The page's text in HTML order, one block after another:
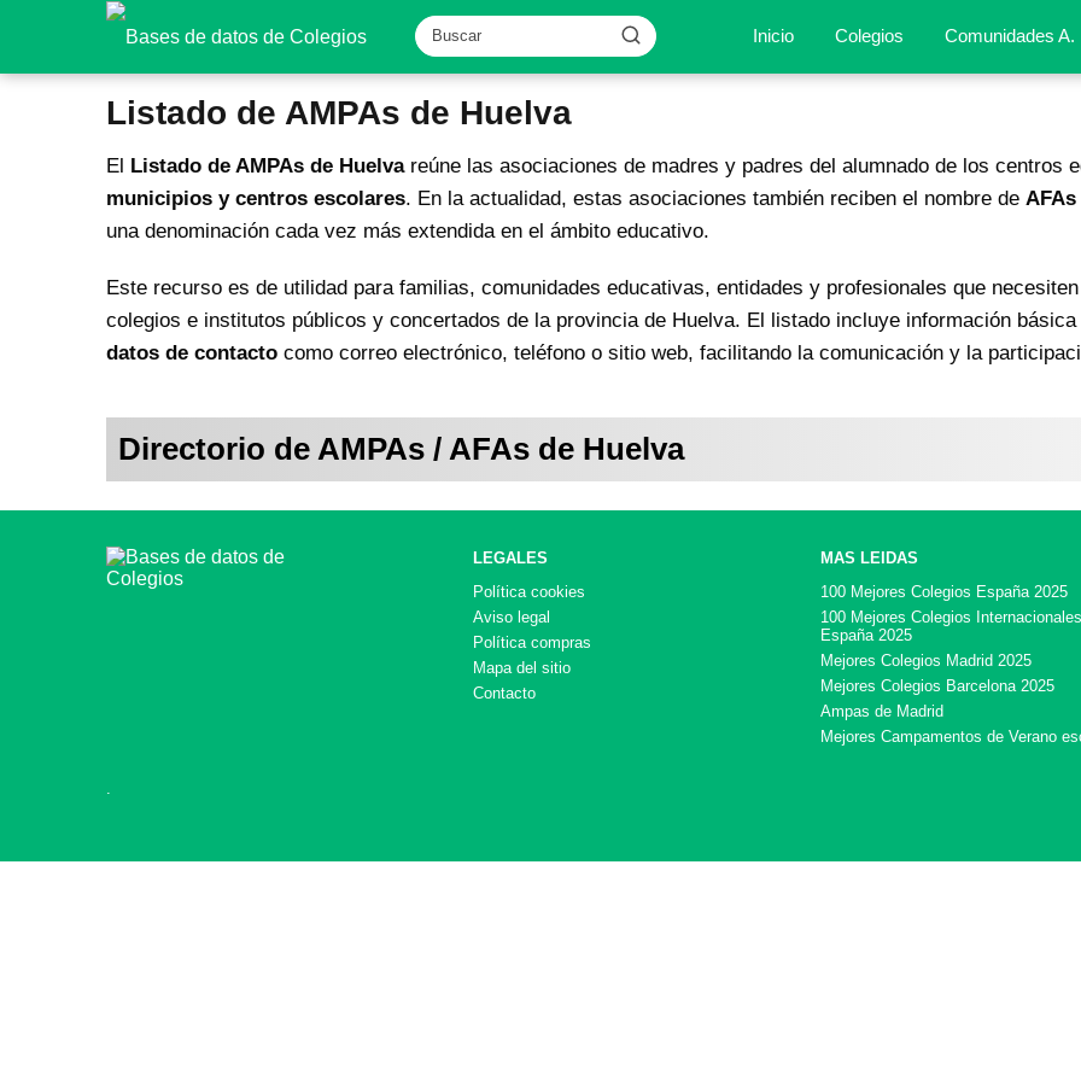
Inicio Colegios Comunidades A.
Listado de AMPAs de Huelva
El Listado de AMPAs de Huelvareúne las asociaciones de madres y padres del alumnado de los centros
municipios y centros escolares. En la actualidad, estas asociaciones también reciben el nombre de
una denominación cada vez más extendida en el ámbito educativo.
Este recurso es de utilidad para familias, comunidades educativas, entidades y profesionales que
colegios e institutos públicos y concertados de la provincia de Huelva. El listado incluye información
datos de contacto como correo electrónico, teléfono o sitio web, facilitando la comunicación y la
Directorio de AMPAs / AFAs de Huelva
LEGALES
Política cookies
Aviso legal
Política compras
Mapa del sitio
Contacto
MAS LEIDAS
100 Mejores Colegios España 2025
100 Mejores Colegios Internacionales
España 2025
Mejores Colegios Madrid 2025
Mejores Colegios Barcelona 2025
Ampas de Madrid
Mejores Campamentos de Verano